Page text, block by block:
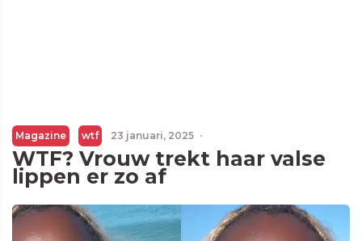
Magazine wtf 23 januari, 2025 ·
WTF? Vrouw trekt haar valse
lippen er zo af